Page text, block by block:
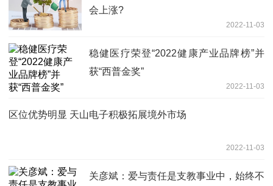
会上涨?
2022-11-03
稳健医疗荣登“2022健康产业品牌榜”并
获“西普金奖”
2022-11-03
区位优势明显 天山电子积极拓展境外市场
2022-11-03
关彦斌：爱与责任是支教事业中，始终不